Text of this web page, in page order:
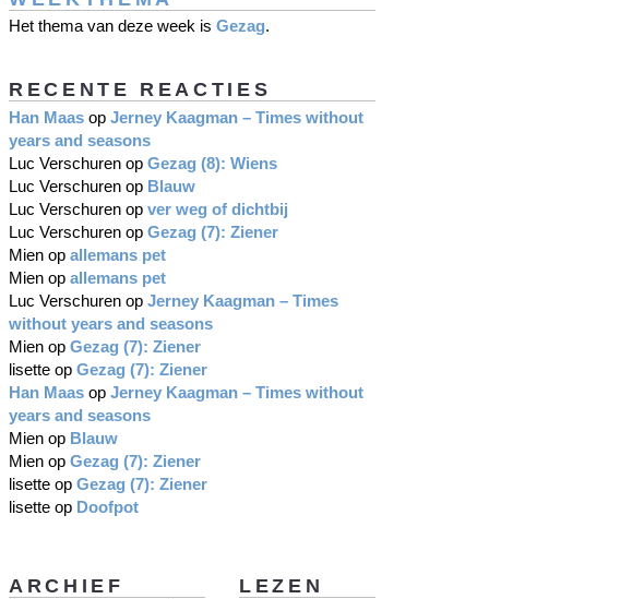
Het thema van deze week is Gezag.
RECENTE REACTIES
Han Maas op Jerney Kaagman – Times without
years and seasons
Luc Verschuren op Gezag (8): Wiens
Luc Verschuren op Blauw
Luc Verschuren op ver weg of dichtbij
Luc Verschuren op Gezag (7): Ziener
Mien op allemans pet
Mien op allemans pet
Luc Verschuren op Jerney Kaagman – Times
without years and seasons
Mien op Gezag (7): Ziener
lisette op Gezag (7): Ziener
Han Maas op Jerney Kaagman – Times without
years and seasons
Mien op Blauw
Mien op Gezag (7): Ziener
lisette op Gezag (7): Ziener
lisette op Doofpot
LEZEN
ARCHIEF